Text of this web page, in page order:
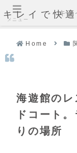
キレイで快
Home
海遊館の
ドコート
りの場所
メニュー
キレ